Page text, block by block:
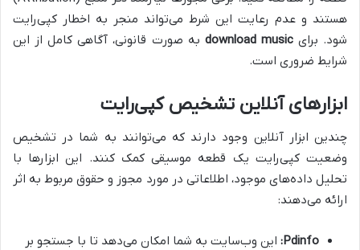
هستند و عدم رعایت این شرط می‌تواند منجر به اخطار کپی‌رایت
شود. برایdownload music به صورت قانونی، آگاهی کامل از این
شرایط ضروری است.
ابزارهای آنلاین تشخیص کپی‌رایت
چندین ابزار آنلاین وجود دارند که می‌توانند به شما در تشخیص
وضعیت کپی‌رایت یک قطعه موسیقی کمک کنند. این ابزارها با
تحلیل داده‌های موجود، اطلاعاتی در مورد مجوز و حقوق مربوط به اثر
ارائه می‌دهند:
Pdinfo: این وب‌سایت به شما امکان می‌دهد تا با جستجو بر